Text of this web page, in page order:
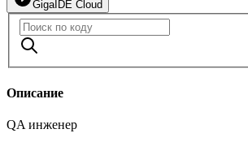
GigaIDE Cloud
Описание
QA инженер